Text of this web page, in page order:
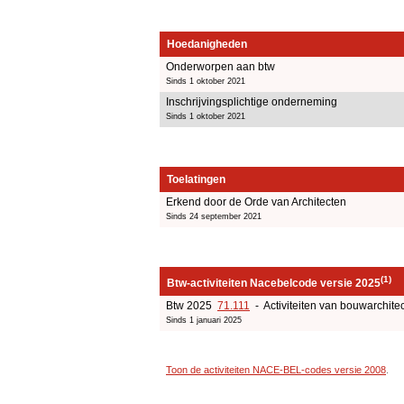
Hoedanigheden
Onderworpen aan btw
Sinds 1 oktober 2021
Inschrijvingsplichtige onderneming
Sinds 1 oktober 2021
Toelatingen
Erkend door de Orde van Architecten
Sinds 24 september 2021
Btw-activiteiten Nacebelcode versie 2025(1)
Btw 2025 71.111 - Activiteiten van
Sinds 1 januari 2025
Toon de activiteiten NACE-BEL-codes versie 2008